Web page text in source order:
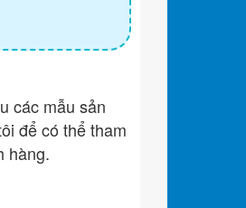
các mẫu sản
để có thể tham
hàng.